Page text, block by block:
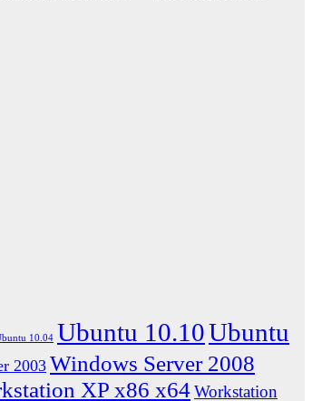
10.04 Ubuntu 10.10Ubuntu
2003 Windows Server 2008
XP x86 x64Workstation